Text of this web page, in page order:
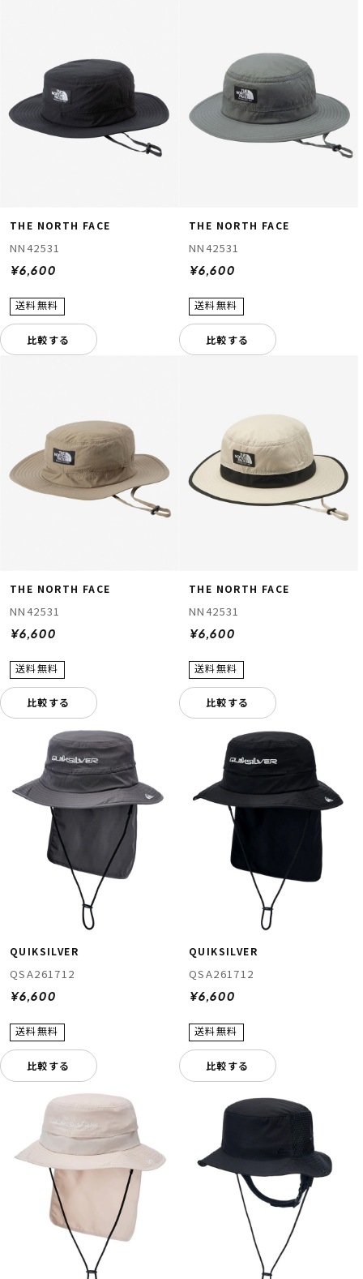
THE NORTH FACE
NN42531
¥6,600
比較する
THE NORTH FACE
NN42531
¥6,600
比較する
THE NORTH FACE
NN42531
¥6,600
比較する
THE NORTH FACE
NN42531
¥6,600
比較する
QUIKSILVER
QSA261712
¥6,600
比較する
QUIKSILVER
QSA261712
¥6,600
比較する